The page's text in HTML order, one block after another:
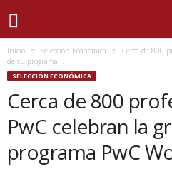
Inicio Selección Económica
Cerca de 800
de su programa...
SELECCIÓN ECONÓMICA
Cerca de 800
PwC celebran la
programa PwC